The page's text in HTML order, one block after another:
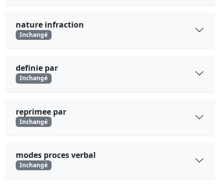
nature infraction
Inchangé
definie par
Inchangé
reprimee par
Inchangé
modes proces verbal
Inchangé